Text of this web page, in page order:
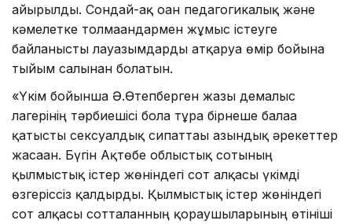
айырылды. Сондай-ақ оған педагогикалық және
кәмелетке​ толмағандармен жұмыс істеуге
байланысты лауазымдарды атқаруға өмір бойына
тыйым салынған болатын.
«Үкім бойынша​ Ә.Өтепберген​ жазғы демалыс
лагерінің тәрбиешісі бола тұра​ бірнеше балаға
қатысты сексуалдық сипаттағы азғындық әрекеттер
жасаған. Бүгін Ақтөбе облыстық сотының
қылмыстық істер жөніндегі сот алқасы үкімді
өзгеріссіз қалдырды. Қылмыстық істер жөніндегі
сот алқасы сотталғанның қорғаушыларының өтініші